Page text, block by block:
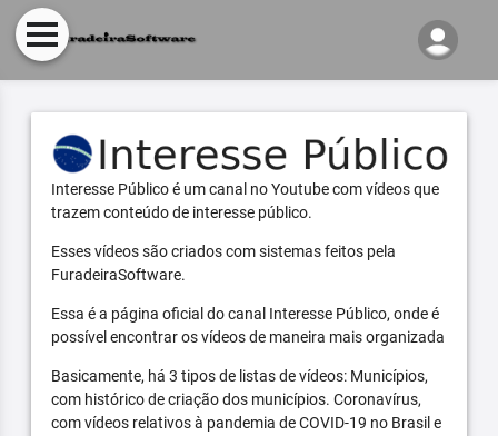
Interesse Público é um canal no Youtube com vídeos que
trazem conteúdo de interesse público.
Esses vídeos são criados com sistemas feitos pela
FuradeiraSoftware.
Essa é a página oficial do canal Interesse Público, onde é
possível encontrar os vídeos de maneira mais organizada
Basicamente, há 3 tipos de listas de vídeos: Municípios,
com histórico de criação dos municípios. Coronavírus,
com vídeos relativos à pandemia de COVID-19 no Brasil e